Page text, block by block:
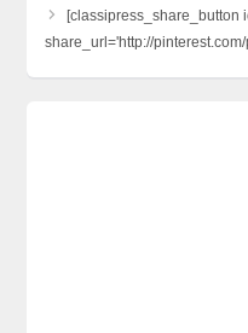
[classipress_share_button
share_url='http://